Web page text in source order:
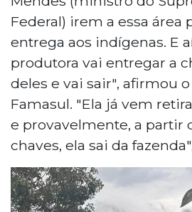
Federal) irem a essa área
entrega aos indígenas. E
produtora vai entregar a
deles e vai sair", afirmou
Famasul. "Ela já vem
e provavelmente, a partir
chaves, ela sai da